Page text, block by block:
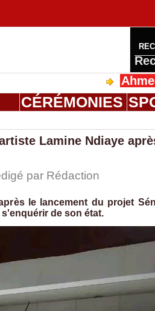
Ahmed
CÉRÉMONIES
Lamine Ndiaye
par Rédaction
le lancement du projet
de son état.